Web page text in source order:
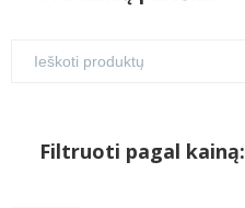
Filtruoti pagal kainą: